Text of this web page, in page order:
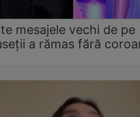
mesajele vechi de pe
a rămas fără